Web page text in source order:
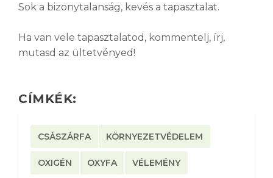
Sok a bizonytalanság, kevés a tapasztalat.
Ha van vele tapasztalatod, kommentelj, írj,
mutasd az ültetvényed!
CÍMKÉK:
CSÁSZÁRFA KÖRNYEZETVÉDELEM
OXIGÉN OXYFA VÉLEMÉNY